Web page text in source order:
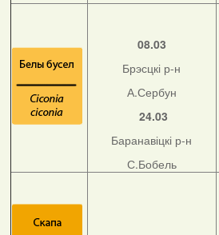
08.03
Брэсцкі р-н
А.Сербун
24.03
Баранавіцкі р-н
С.Бобель